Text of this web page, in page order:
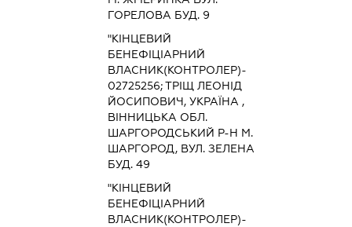
ГОРЕЛОВА БУД. 9
"КІНЦЕВИЙ
БЕНЕФІЦІАРНИЙ
ВЛАСНИК(КОНТРОЛЕР)-
02725256; ТРІЩ ЛЕОНІД
ЙОСИПОВИЧ, УКРАЇНА ,
ВІННИЦЬКА ОБЛ.
ШАРГОРОДСЬКИЙ Р-Н М.
ШАРГОРОД, ВУЛ. ЗЕЛЕНА
БУД. 49
"КІНЦЕВИЙ
БЕНЕФІЦІАРНИЙ
ВЛАСНИК(КОНТРОЛЕР)-